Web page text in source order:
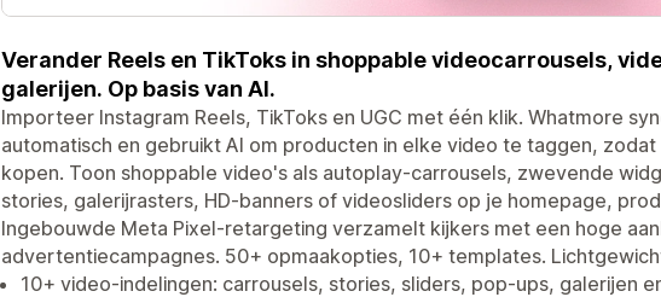
Verander Reels en TikToks in shoppable videocarrousels,
galerijen. Op basis van AI.
Importeer Instagram Reels, TikToks en UGC met één klik. Whatmore
automatisch en gebruikt AI om producten in elke video te taggen,
kopen. Toon shoppable video's als autoplay-carrousels, zwevende
stories, galerijrasters, HD-banners of videosliders op je homepage,
Ingebouwde Meta Pixel-retargeting verzamelt kijkers met een hoge
advertentiecampagnes. 50+ opmaakopties, 10+ templates.
10+ video-indelingen: carrousels, stories, sliders, pop-ups, galerijen